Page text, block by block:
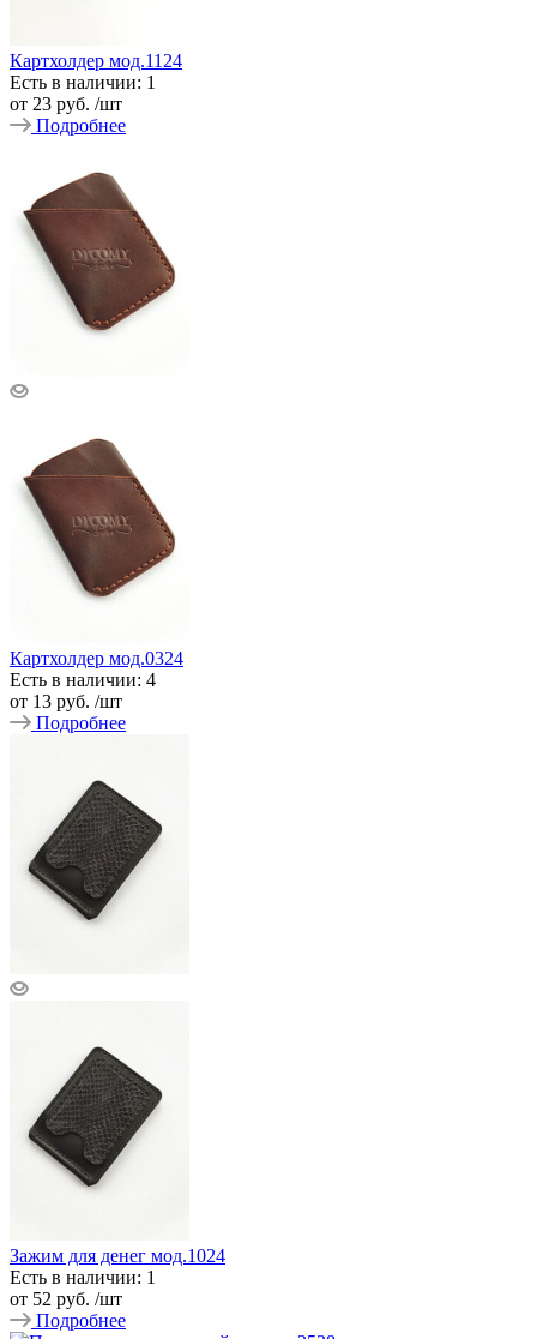
Картхолдер мод.1124
Есть в наличии: 1
от 23 руб. /шт
Подробнее
Картхолдер мод.0324
Есть в наличии: 4
от 13 руб. /шт
Подробнее
Зажим для денег мод.1024
Есть в наличии: 1
от 52 руб. /шт
Подробнее